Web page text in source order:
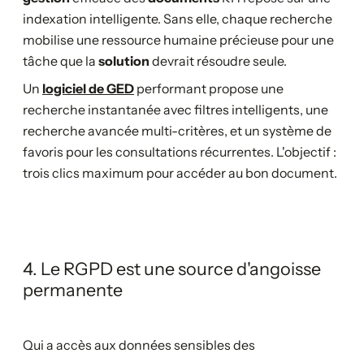
indexation intelligente. Sans elle, chaque recherche
mobilise une ressource humaine précieuse pour une
tâche que la solution devrait résoudre seule.
Un logiciel de GED performant propose une
recherche instantanée avec filtres intelligents, une
recherche avancée multi-critères, et un système de
favoris pour les consultations récurrentes. L'objectif :
trois clics maximum pour accéder au bon document.
4. Le RGPD est une source d'angoisse
permanente
Qui a accès aux données sensibles des